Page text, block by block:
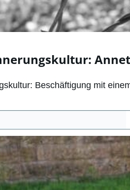
Beschäftigung mit